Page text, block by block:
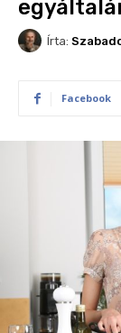
Írta:
Facebook